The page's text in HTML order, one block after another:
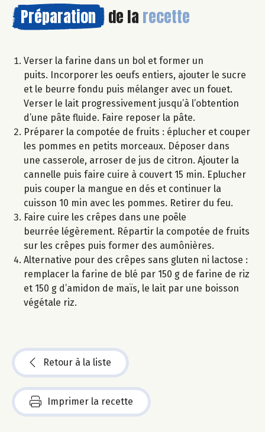
Préparation de la recette
Verser la farine dans un bol et former un
puits. Incorporer les oeufs entiers, ajouter le sucre
et le beurre fondu puis mélanger avec un fouet.
Verser le lait progressivement jusqu’à l’obtention
d’une pâte fluide. Faire reposer la pâte.
Préparer la compotée de fruits : éplucher et couper
les pommes en petits morceaux. Déposer dans
une casserole, arroser de jus de citron. Ajouter la
cannelle puis faire cuire à couvert 15 min. Eplucher
puis couper la mangue en dés et continuer la
cuisson 10 min avec les pommes. Retirer du feu.
Faire cuire les crêpes dans une poêle
beurrée légèrement. Répartir la compotée de fruits
sur les crêpes puis former des aumônières.
Alternative pour des crêpes sans gluten ni lactose :
remplacer la farine de blé par 150 g de farine de riz
et 150 g d’amidon de maïs, le lait par une boisson
végétale riz.
Retour à la liste
Imprimer la recette